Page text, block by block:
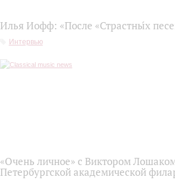
Илья Иофф: «После «Страстны́х
Интервью
«Очень личное» с Виктором
Петербургской академической